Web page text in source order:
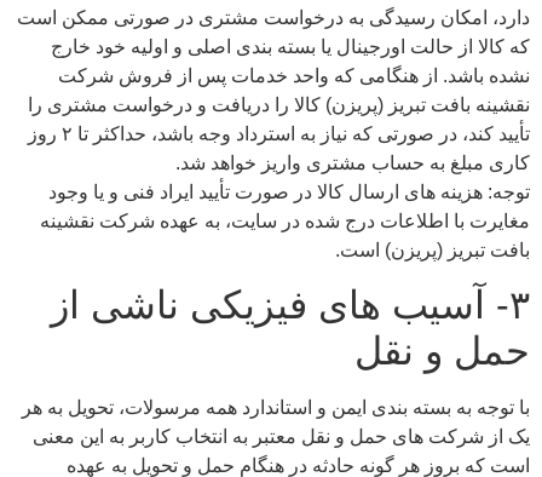
دارد، امکان رسیدگی به درخواست مشتری در صورتی ممکن است
که کالا از حالت اورجینال یا بسته بندی اصلی و اولیه خود خارج
نشده باشد. از هنگامی که واحد خدمات پس از فروش شرکت
نقشینه بافت تبریز (پریزن) کالا را دریافت و درخواست مشتری را
تأیید کند، در صورتی که نیاز به استرداد وجه باشد، حداکثر تا ۲ روز
کاری مبلغ به حساب مشتری واریز خواهد شد.
توجه: هزینه های ارسال کالا در صورت تأیید ایراد فنی و یا وجود
مغایرت با اطلاعات درج شده در سایت، به عهده شرکت نقشینه
بافت تبریز (پریزن) است.
۳- آسیب های فیزیکی ناشی از
حمل و نقل
با توجه به بسته بندی ایمن و استاندارد همه مرسولات، تحویل به هر
یک از شرکت های حمل و نقل معتبر به انتخاب کاربر به این معنی
است که بروز هر گونه حادثه در هنگام حمل و تحویل به عهده